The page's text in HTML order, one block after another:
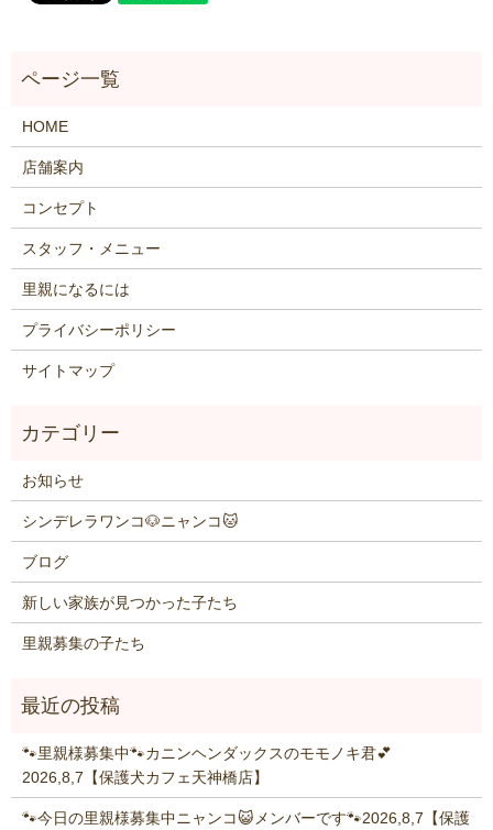
HOME
店舗案内
コンセプト
スタッフ・メニュー
里親になるには
プライバシーポリシー
サイトマップ
お知らせ
シンデレラワンコ🐶ニャンコ🐱
ブログ
新しい家族が見つかった子たち
里親募集の子たち
🐾里親様募集中🐾カニンヘンダックスのモモノキ君💕
2026,8,7【保護犬カフェ天神橋店】
🐾今日の里親様募集中ニャンコ😺メンバーです🐾2026,8,7【保護